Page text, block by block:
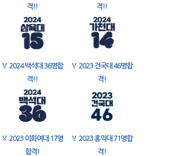
격!!
격!!
🏅 2024 백석대 36명합
격!!
🏅 2023 건국대 46명합
격!
🏅 2023 이화여대 17명
합격!
🏅 2023 홍익대 71명합
격!